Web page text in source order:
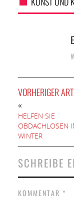
VORHERIGER
«
HELFEN SIE
OBDACHLOSEN
WINTER
SCHREIBE
KOMMENTAR *